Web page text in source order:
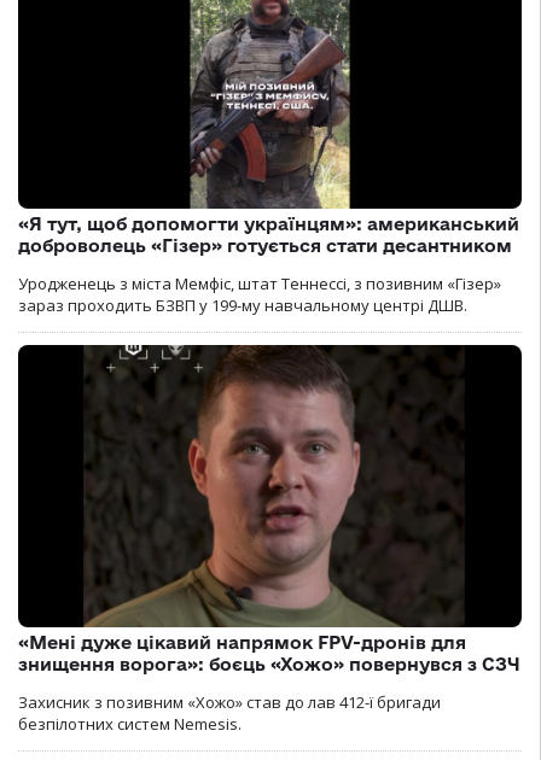
«Я тут, щоб допомогти українцям»: американський
доброволець «Гізер» готується стати десантником
Уродженець з міста Мемфіс, штат Теннессі, з позивним «Гізер»
зараз проходить БЗВП у 199-му навчальному центрі ДШВ.
«Мені дуже цікавий напрямок FPV-дронів для
знищення ворога»: боєць «Хожо» повернувся з СЗЧ
Захисник з позивним «Хожо» став до лав 412-ї бригади
безпілотних систем Nemesis.